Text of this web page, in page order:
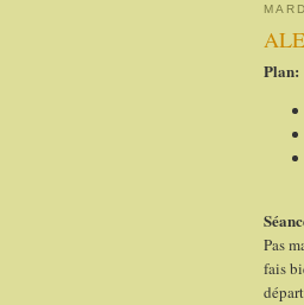
Plan:
Pas
fais